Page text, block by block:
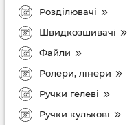
Розділювачі
Швидкозшивачі
Файли
Ролери, лінери
Ручки гелеві
Ручки кулькові